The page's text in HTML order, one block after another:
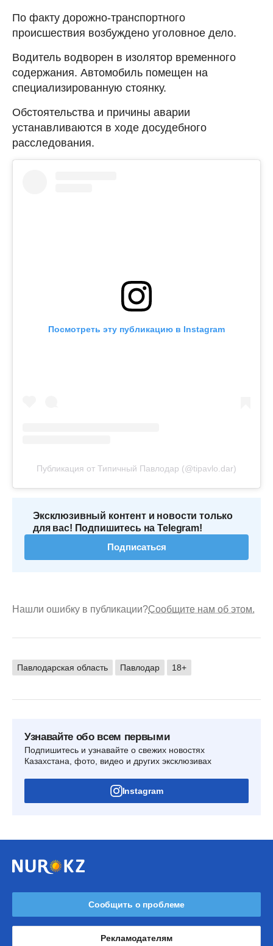
По факту дорожно-транспортного
происшествия возбуждено уголовное дело.
Водитель водворен в изолятор временного
содержания. Автомобиль помещен на
специализированную стоянку.
Обстоятельства и причины аварии
устанавливаются в ходе досудебного
расследования.
Посмотреть эту публикацию в Instagram
Публикация от Типичный Павлодар (@tipavlo.dar)
Эксклюзивный контент и новости только
для вас! Подпишитесь на Telegram!
Подписаться
Нашли ошибку в публикации?Сообщите нам об этом.
Павлодарская область Павлодар 18+
Узнавайте обо всем первыми
Подпишитесь и узнавайте о свежих новостях
Казахстана, фото, видео и других эксклюзивах
Instagram
Сообщить о проблеме
Рекламодателям